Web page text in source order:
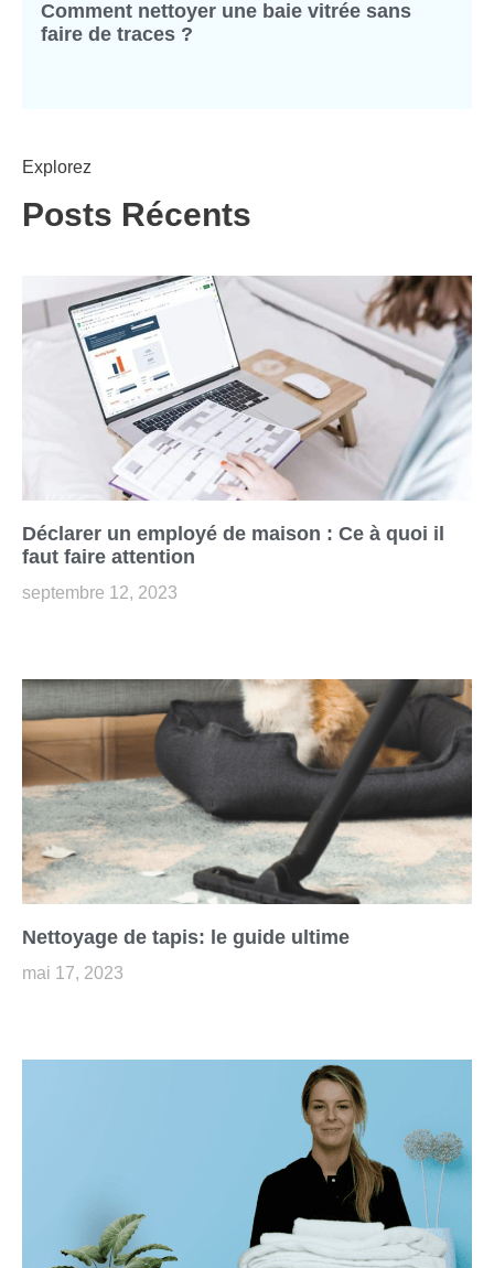
Comment nettoyer une baie vitrée sans
faire de traces ?
Explorez
Posts Récents
Déclarer un employé de maison : Ce à quoi il
faut faire attention
septembre 12, 2023
Nettoyage de tapis: le guide ultime
mai 17, 2023